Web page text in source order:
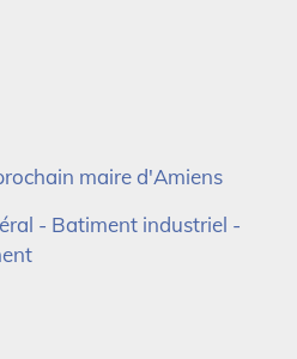
maire d'Amiens
- Batiment industriel -